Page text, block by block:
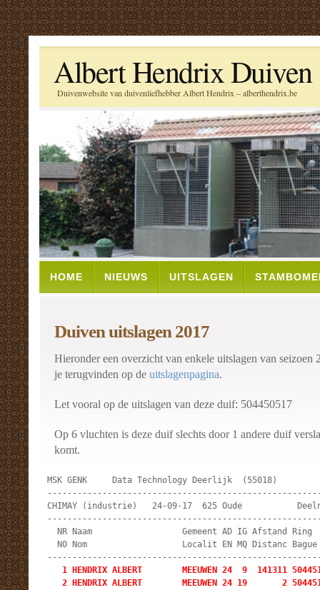
Albert Hendrix Duiven
Duivenwebsite van duivenliefhebber Albert Hendrix – alberthendrix.be
HOME NIEUWS UITSLAGEN
Duiven uitslagen 2017
Hieronder een overzicht van enkele uitslagen van seizoen
je terugvinden op de uitslagenpagina.
Let vooral op de uitslagen van deze duif: 504450517
Op 6 vluchten is deze duif slechts door 1 andere duif
komt.
MSK GENK     Data
CHIMAY (industrie)   24-09-17  625 Oude
NR Naam                  Gemeent AD IG
N0 Nom                   Localit EN MQ
1 HENDRIX ALBERT        MEEUWEN 24  9
2 HENDRIX ALBERT        MEEUWEN 24 19